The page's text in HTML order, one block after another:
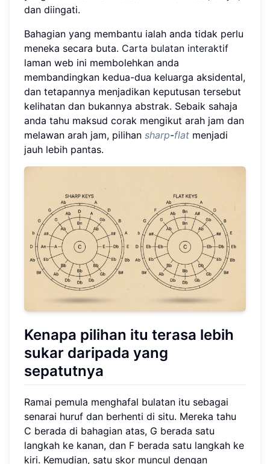
dan diingati.
Bahagian yang membantu ialah anda tidak perlu
meneka secara buta. Carta bulatan interaktif
laman web ini membolehkan anda
membandingkan kedua-dua keluarga aksidental,
dan tetapannya menjadikan keputusan tersebut
kelihatan dan bukannya abstrak. Sebaik sahaja
anda tahu maksud corak mengikut arah jam dan
melawan arah jam, pilihan sharp-flat menjadi
jauh lebih pantas.
Kenapa pilihan itu terasa lebih
sukar daripada yang
sepatutnya
Ramai pemula menghafal bulatan itu sebagai
senarai huruf dan berhenti di situ. Mereka tahu
C berada di bahagian atas, G berada satu
langkah ke kanan, dan F berada satu langkah ke
kiri. Kemudian, satu skor muncul dengan